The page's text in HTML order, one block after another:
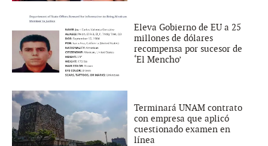
Eleva Gobierno de EU a 25
millones de dólares
recompensa por sucesor de
‘El Mencho’
Terminará UNAM contrato
con empresa que aplicó
cuestionado examen en
línea